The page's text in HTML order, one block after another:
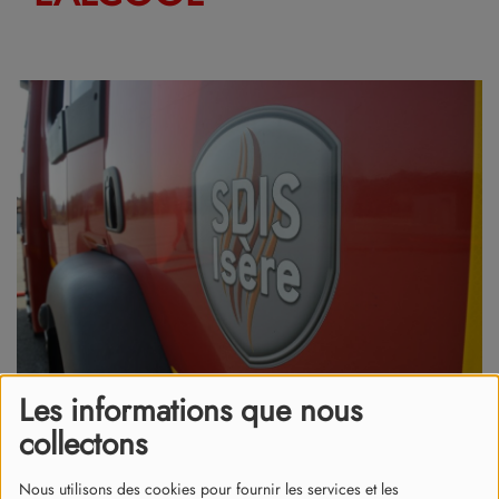
Les informations que nous
collectons
Nous utilisons des cookies pour fournir les services et les
29 mai 2026
Il conduisait également sans permis de conduire.